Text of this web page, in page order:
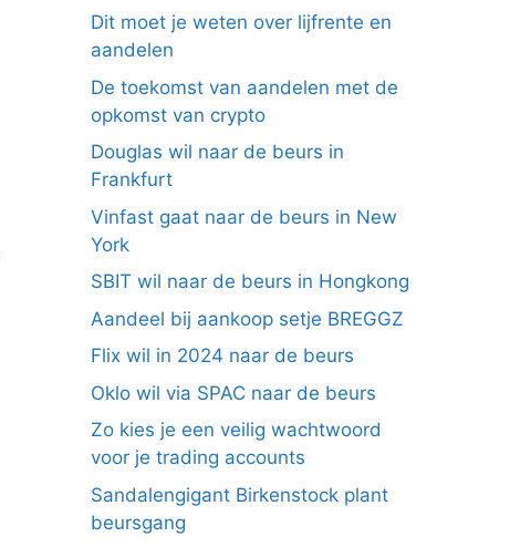
Dit moet je weten over lijfrente en
aandelen
De toekomst van aandelen met de
opkomst van crypto
Douglas wil naar de beurs in
Frankfurt
Vinfast gaat naar de beurs in New
York
SBIT wil naar de beurs in Hongkong
Aandeel bij aankoop setje BREGGZ
Flix wil in 2024 naar de beurs
Oklo wil via SPAC naar de beurs
Zo kies je een veilig wachtwoord
voor je trading accounts
Sandalengigant Birkenstock plant
beursgang